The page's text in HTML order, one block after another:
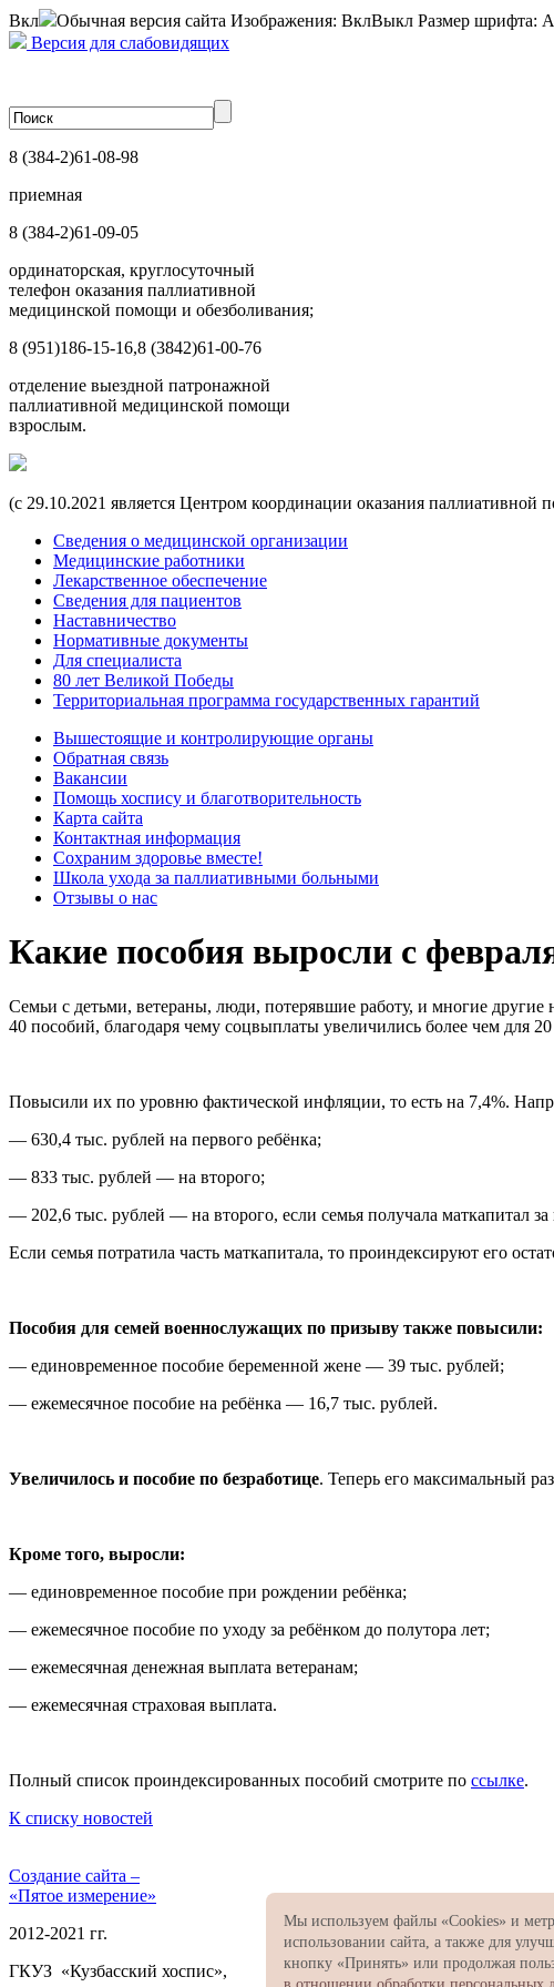
Вкл Обычная версия сайта Изображения: ВклВыкл Размер шрифта: A
Версия для слабовидящих
8 (384-2)61-08-98
приемная
8 (384-2)61-09-05
ординаторская, круглосуточный
телефон оказания паллиативной
медицинской помощи и обезболивания;
8 (951)186-15-16,8 (3842)61-00-76
отделение выездной патронажной
паллиативной медицинской помощи
взрослым.
(с 29.10.2021 является Центром координации оказания паллиативной
Сведения о медицинской организации
Медицинские работники
Лекарственное обеспечение
Сведения для пациентов
Наставничество
Нормативные документы
Для специалиста
80 лет Великой Победы
Территориальная программа государственных гарантий
Вышестоящие и контролирующие органы
Обратная связь
Вакансии
Помощь хоспису и благотворительность
Карта сайта
Контактная информация
Сохраним здоровье вместе!
Школа ухода за паллиативными больными
Отзывы о нас
Какие пособия выросли с
Семьи с детьми, ветераны, люди, потерявшие работу, и многие другие
40 пособий, благодаря чему соцвыплаты увеличились более чем для
Повысили их по уровню фактической инфляции, то есть на 7,4%.
— 630,4 тыс. рублей на первого ребёнка;
— 833 тыс. рублей — на второго;
— 202,6 тыс. рублей — на второго, если семья получала маткапитал за
Если семья потратила часть маткапитала, то проиндексируют его
Пособия для семей военнослужащих по призыву также повысили:
— единовременное пособие беременной жене — 39 тыс. рублей;
— ежемесячное пособие на ребёнка — 16,7 тыс. рублей.
Увеличилось и пособие по безработице. Теперь его максимальный
Кроме того, выросли:
— единовременное пособие при рождении ребёнка;
— ежемесячное пособие по уходу за ребёнком до полутора лет;
— ежемесячная денежная выплата ветеранам;
— ежемесячная страховая выплата.
Полный список проиндексированных пособий смотрите по ссылке.
К списку новостей
Мы используем файлы «Cookies» и
использовании сайта, а также для
кнопку «Принять» или продолжая
Создание сайта –
«Пятое измерение»
2012-2021 гг.
ГКУЗ «Кузбасский хоспис»,